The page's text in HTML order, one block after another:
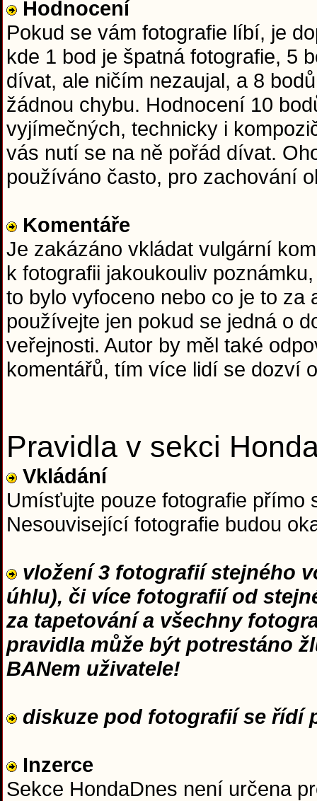
Hodnocení
Pokud se vám fotografie líbí, je
kde 1 bod je špatná fotografie, 5
dívat, ale ničím nezaujal, a 8
žádnou chybu. Hodnocení 10
vyjímečných, technicky i
vás nutí se na ně pořád dívat.
používáno často, pro zachování
Komentáře
Je zakázáno vkládat vulgární
k fotografii jakoukouliv
to bylo vyfoceno nebo co je to za
používejte jen pokud se jedná o
veřejnosti. Autor by měl také
komentářů, tím více lidí se dozví
Pravidla v sekci
Vkládání
Umísťujte pouze fotografie přímo
Nesouvisející fotografie budou
vložení 3 fotografií stejného
úhlu), či více fotografií od
za tapetování a všechny
pravidla může být potrestáno
BANem uživatele!
diskuze pod fotografií se řídí
Inzerce
Sekce HondaDnes není určena